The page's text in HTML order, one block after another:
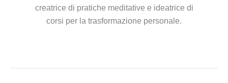
creatrice di pratiche meditative e ideatrice di
corsi per la trasformazione personale.